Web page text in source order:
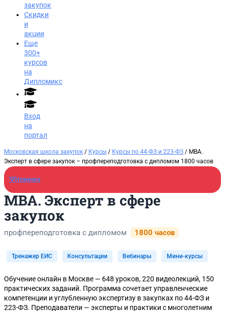
Заказать звонок
закупок
Скидки
и
акции
Еще
300+
курсов
на
Дипломикс
Вход
на
портал
Московская школа закупок / Курсы / Курсы по 44-ФЗ и 223-ФЗ / MBA.
Эксперт в сфере закупок​ – профпереподготовка с дипломом 1800 часов
💡Новинка
MBA. Эксперт в сфере
закупок
профпереподготовка с дипломом 1800 часов
Тренажер ЕИС Консультации Вебинары Мини-курсы
Обучение онлайн в Москве — 648 уроков, 220 видеолекций, 150
практических заданий. Программа сочетает управленческие
компетенции и углубленную экспертизу в закупках по 44-ФЗ и
223-ФЗ. Преподаватели — эксперты и практики с многолетним